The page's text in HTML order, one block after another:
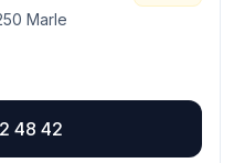
Marle
48 42